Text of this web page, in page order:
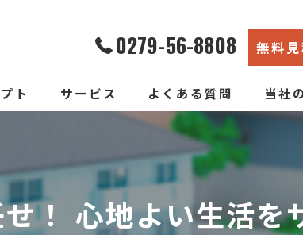
0279-56-8808 無料
ト サービス
新築そっくりリフォーム
よくある質問 当社
水回り
！ 心地よい生活を